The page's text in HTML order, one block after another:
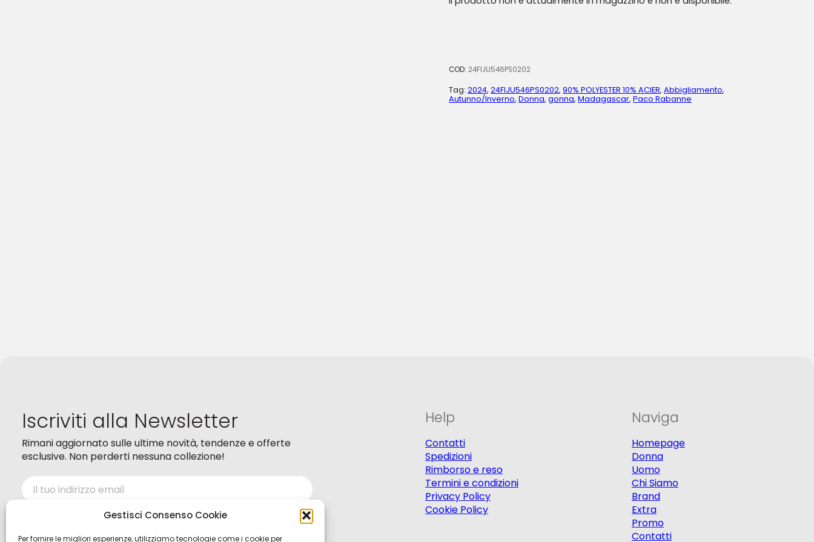
Gestisci Consenso Cookie
Per fornire le migliori esperienze, utilizziamo tecnologie come i cookie per
COD: 24FIJU546PS0202
Tag:2024,24FIJU546PS0202,90% POLYESTER 10% ACIER,Abbigliamento,
Autunno/Inverno,Donna,gonna,Madagascar,Paco Rabanne
Iscriviti alla Newsletter
Rimani aggiornato sulle ultime novità, tendenze e offerte
esclusive. Non perderti nessuna collezione!
Ho letto ed accetto i termini della Privacy policy
Help
Contatti
Spedizioni
Rimborso e reso
Termini e condizioni
Privacy Policy
Cookie Policy
Naviga
Homepage
Donna
Uomo
Chi Siamo
Brand
Extra
Promo
Contatti